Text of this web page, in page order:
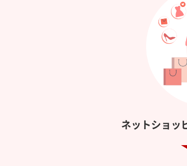
ネットショッ